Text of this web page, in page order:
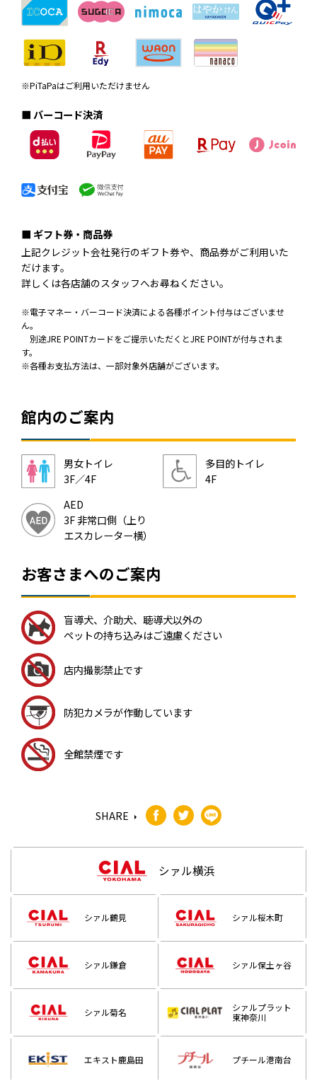
※PiTaPaはご利用いただけません
■ バーコード決済
■ ギフト券・商品券
上記クレジット会社発行のギフト券や、商品券がご利用いた
だけます。
詳しくは各店舗のスタッフへお尋ねください。
※電子マネー・バーコード決済による各種ポイント付与はございませ
ん。
別途JRE POINTカードをご提示いただくとJRE POINTが付与されま
す。
※各種お支払方法は、一部対象外店舗がございます。
館内のご案内
男女トイレ
3F／4F
多目的トイレ
4F
AED
3F 非常口側（上り
エスカレーター横）
お客さまへのご案内
盲導犬、介助犬、聴導犬以外の
ペットの持ち込みはご遠慮ください
店内撮影禁止です
防犯カメラが作動しています
全館禁煙です
SHARE
シァル横浜
シァル鶴見 シァル桜木町
シァル鎌倉 シァル保土ヶ谷
シァル菊名
シァルプラット
東神奈川
エキスト鹿島田 プチール港南台